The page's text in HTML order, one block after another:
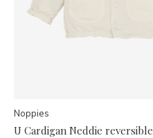
Noppies
U Cardigan Neddie reversible